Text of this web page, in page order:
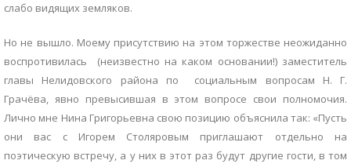
слабо видящих земляков.
Но не вышло. Моему присутствию на этом торжестве неожиданно
воспротивилась (неизвестно на каком основании!) заместитель
главы Нелидовского района по социальным вопросам Н. Г.
Грачёва, явно превысившая в этом вопросе свои полномочия.
Лично мне Нина Григорьевна свою позицию объяснила так: «Пусть
они вас с Игорем Столяровым приглашают отдельно на
поэтическую встречу, а у них в этот раз будут другие гости, в том